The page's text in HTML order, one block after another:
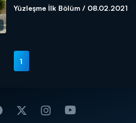
Yüzleşme İlk Bölüm / 08.02.2021
1